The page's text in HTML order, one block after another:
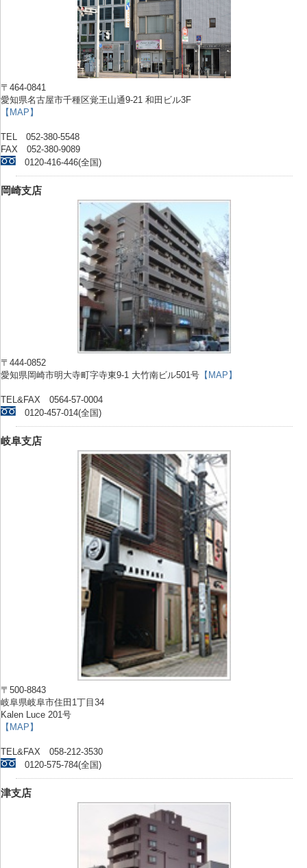
〒464-0841
愛知県名古屋市千種区覚王山通9-21 和田ビル3F
【MAP】
TEL 052-380-5548
FAX 052-380-9089
0120-416-446(全国)
岡崎支店
〒444-0852
愛知県岡崎市明大寺町字寺東9-1 大竹南ビル501号 【MAP】
TEL&FAX 0564-57-0004
0120-457-014(全国)
岐阜支店
〒500-8843
岐阜県岐阜市住田1丁目34
Kalen Luce 201号
【MAP】
TEL&FAX 058-212-3530
0120-575-784(全国)
津支店